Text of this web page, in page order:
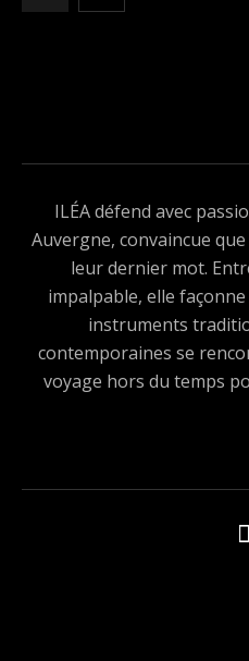
ILÉA défend avec
Auvergne, convaincue
leur dernier mot.
impalpable, elle
instruments
contemporaines se
voyage hors du temps
Boutons des